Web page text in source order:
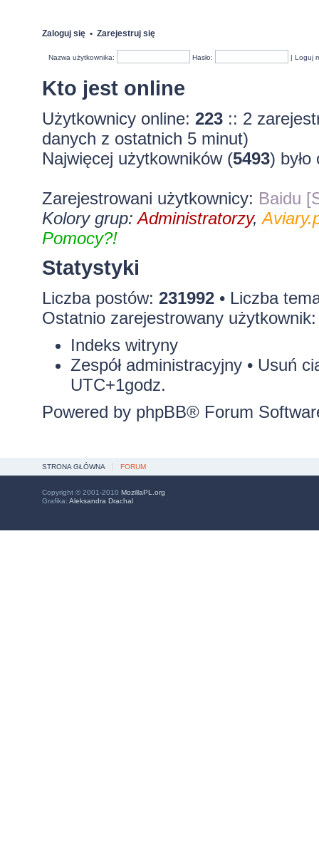
Zaloguj się• Zarejestruj się
Nazwa użytkownika: Hasło: |Loguj
Kto jest online
Użytkownicy online: 223:: 2
danych z ostatnich 5 minut)
Najwięcej użytkowników (5493)
Zarejestrowani użytkownicy: Baidu
Kolory grup:Administratorzy,
Pomocy?!
Statystyki
Liczba postów: 231992• Liczba
Ostatnio zarejestrowany
Indeks witryny
Zespół administracyjny• Usuń
UTC+1godz.
Powered by phpBB® Forum
STRONA GŁÓWNA FORUM
Copyright © 2001-2010 MozillaPL.org
Grafika: Aleksandra Drachal